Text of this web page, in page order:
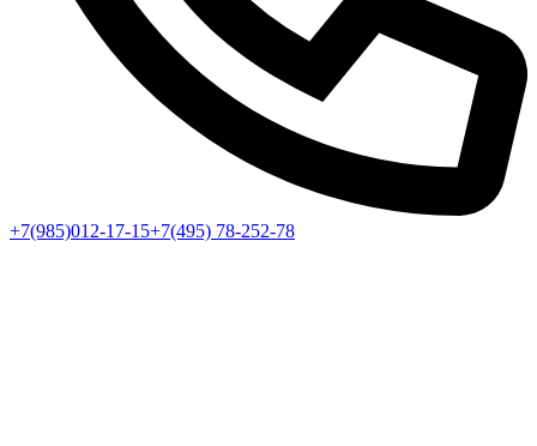
+7(985)012-17-15+7(495) 78-252-78